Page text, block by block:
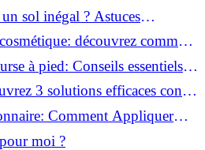
sol inégal ? Astuces
!
découvrez comment
des soins beauté!
à pied: Conseils essentiels
3 solutions efficaces contre
Comment Appliquer
Une Porte!
moi ?